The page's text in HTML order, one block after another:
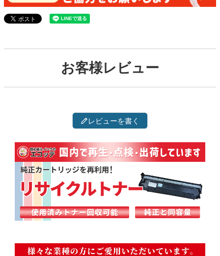
お客様レビュー
レビューを書く